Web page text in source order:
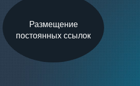
Размещение
постоянных ссылок